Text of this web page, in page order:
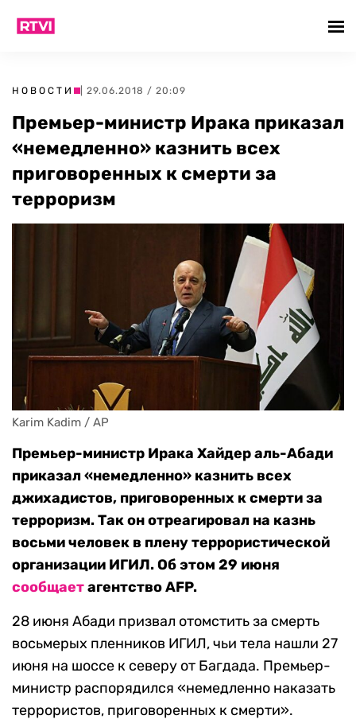
НОВОСТИ | 29.06.2018 / 20:09
Премьер-министр Ирака приказал
«немедленно» казнить всех
приговоренных к смерти за
терроризм
Karim Kadim / AP
Премьер-министр Ирака Хайдер аль-Абади
приказал «немедленно» казнить всех
джихадистов, приговоренных к смерти за
терроризм. Так он отреагировал на казнь
восьми человек в плену террористической
организации ИГИЛ. Об этом 29 июня
сообщаетагентство AFP.
28 июня Абади призвал отомстить за смерть
восьмерых пленников ИГИЛ, чьи тела нашли 27
июня на шоссе к северу от Багдада. Премьер-
министр распорядился «немедленно наказать
террористов, приговоренных к смерти».